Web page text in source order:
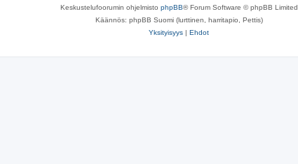
Keskustelufoorumin ohjelmisto phpBB® Forum Software © phpBB Limited
Käännös: phpBB Suomi (lurttinen, harritapio, Pettis)
Yksityisyys | Ehdot